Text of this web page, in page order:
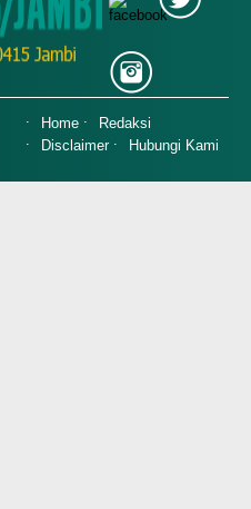
Home
Redaksi
Disclaimer
Hubungi Kami